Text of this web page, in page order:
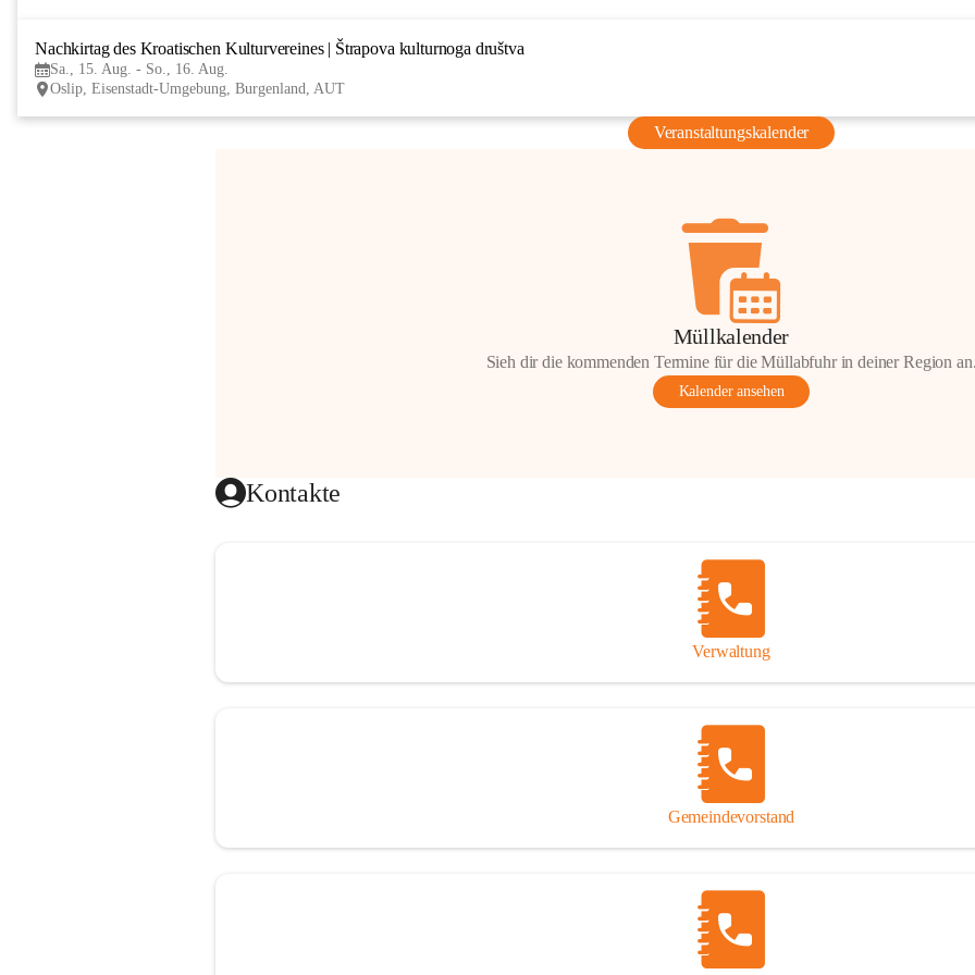
Nachkirtag des Kroatischen Kulturvereines | Štrapova kulturnoga društva
Sa., 15. Aug. - So., 16. Aug.
Oslip, Eisenstadt-Umgebung, Burgenland, AUT
Veranstaltungskalender
Müllkalender
Sieh dir die kommenden Termine für die Müllabfuhr in deiner Region an.
Kalender ansehen
Kontakte
Verwaltung
Gemeindevorstand